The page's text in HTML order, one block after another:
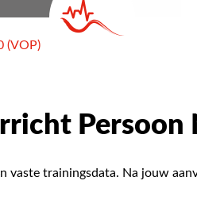
(VOP)
Persoon
vaste trainingsdata. Na jouw